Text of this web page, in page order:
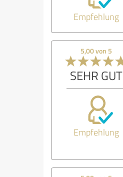
Empfehlung
5,00 von 5
SEHR GUT
Empfehlung